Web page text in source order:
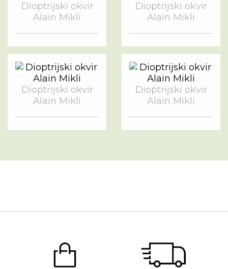
Dioptrijski okvir
Alain Mikli
Dioptrijski okvir
Alain Mikli
Dioptrijski okvir
Alain Mikli
Dioptrijski okvir
Alain Mikli